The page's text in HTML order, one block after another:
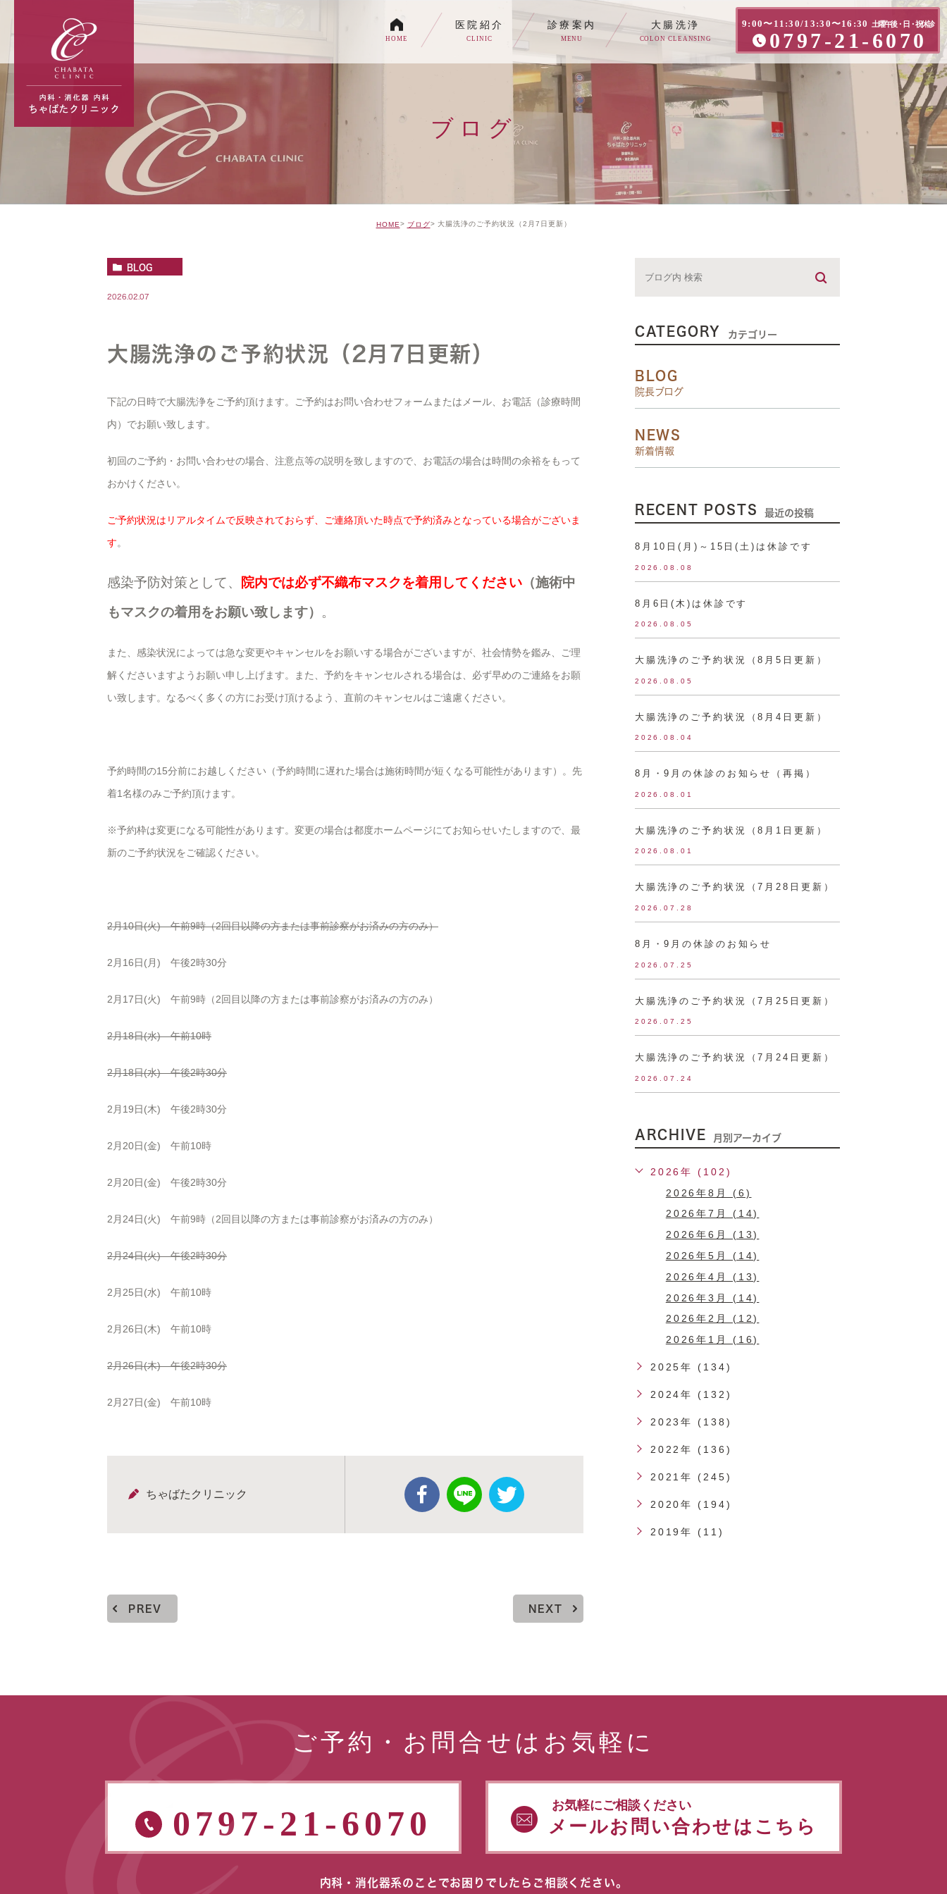
9:00〜11:30/13:30〜16:30 土曜午後・日・祝休診
0797-21-6070
HOME
医院紹介
CLINIC
診療案内
MENU
各種内視鏡検査について
生活習慣病
消化器内科・内科
トイレの症状でお悩みの方へ
大腸洗浄
COLON CLEANSING
ブログ
HOME ブログ 大腸洗浄のご予約状況（2月7日更新）
BLOG
2026.02.07
大腸洗浄のご予約状況（2月7日更新）
下記の日時で大腸洗浄をご予約頂けます。ご予約はお問い合わせフォームまたはメール、お電話（診療時間
内）でお願い致します。
初回のご予約・お問い合わせの場合、注意点等の説明を致しますので、お電話の場合は時間の余裕をもって
おかけください。
ご予約状況はリアルタイムで反映されておらず、ご連絡頂いた時点で予約済みとなっている場合がございま
す。
感染予防対策として、 院内では必ず不織布マスクを着用してください （施術中
もマスクの着用をお願い致します） 。
また、感染状況によっては急な変更やキャンセルをお願いする場合がございますが、社会情勢を鑑み、ご理
解くださいますようお願い申し上げます。また、予約をキャンセルされる場合は、必ず早めのご連絡をお願
い致します。なるべく多くの方にお受け頂けるよう、直前のキャンセルはご遠慮ください。
予約時間の15分前にお越しください（予約時間に遅れた場合は施術時間が短くなる可能性があります）。先
着1名様のみご予約頂けます。
※予約枠は変更になる可能性があります。変更の場合は都度ホームページにてお知らせいたしますので、最
新のご予約状況をご確認ください。
2月10日(火) 午前9時（2回目以降の方または事前診察がお済みの方のみ）
2月16日(月) 午後2時30分
2月17日(火) 午前9時（2回目以降の方または事前診察がお済みの方のみ）
2月18日(水) 午前10時
2月18日(水) 午後2時30分
2月19日(木) 午後2時30分
2月20日(金) 午前10時
2月20日(金) 午後2時30分
2月24日(火) 午前9時（2回目以降の方または事前診察がお済みの方のみ）
2月24日(火) 午後2時30分
2月25日(水) 午前10時
2月26日(木) 午前10時
2月26日(木) 午後2時30分
2月27日(金) 午前10時
ちゃばたクリニック
PREV NEXT
CATEGORY カテゴリー
BLOG
院長ブログ
NEWS
新着情報
RECENT POSTS 最近の投稿
8月10日(月)～15日(土)は休診です
2026.08.08
8月6日(木)は休診です
2026.08.05
大腸洗浄のご予約状況（8月5日更新）
2026.08.05
大腸洗浄のご予約状況（8月4日更新）
2026.08.04
8月・9月の休診のお知らせ（再掲）
2026.08.01
大腸洗浄のご予約状況（8月1日更新）
2026.08.01
大腸洗浄のご予約状況（7月28日更新）
2026.07.28
8月・9月の休診のお知らせ
2026.07.25
大腸洗浄のご予約状況（7月25日更新）
2026.07.25
大腸洗浄のご予約状況（7月24日更新）
2026.07.24
ARCHIVE 月別アーカイブ
2026年 (102)
2026年8月 (6)
2026年7月 (14)
2026年6月 (13)
2026年5月 (14)
2026年4月 (13)
2026年3月 (14)
2026年2月 (12)
2026年1月 (16)
2025年 (134)
2024年 (132)
2023年 (138)
2022年 (136)
2021年 (245)
2020年 (194)
2019年 (11)
ご予約・お問合せはお気軽に
0797-21-6070 お気軽にご相談ください
メールお問い合わせはこちら
内科・消化器系のことでお困りでしたらご相談ください。